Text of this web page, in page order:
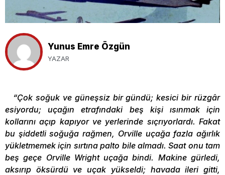
Yunus Emre Özgün
YAZAR
“Çok soğuk ve güneşsiz bir gündü; kesici bir rüzgâr
esiyordu; uçağın etrafındaki beş kişi ısınmak için
kollarını açıp kapıyor ve yerlerinde sıçrıyorlardı. Fakat
bu şiddetli soğuğa rağmen, Orville uçağa fazla ağırlık
yükletmemek için sırtına palto bile almadı. Saat onu tam
beş geçe Orville Wright uçağa bindi. Makine gürledi,
aksırıp öksürdü ve uçak yükseldi; havada ileri gitti,